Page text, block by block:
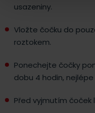
usazeniny.
Vložte čočku do
roztokem.
Ponechejte čočky
dobu 4 hodin,
Před vyjmutím